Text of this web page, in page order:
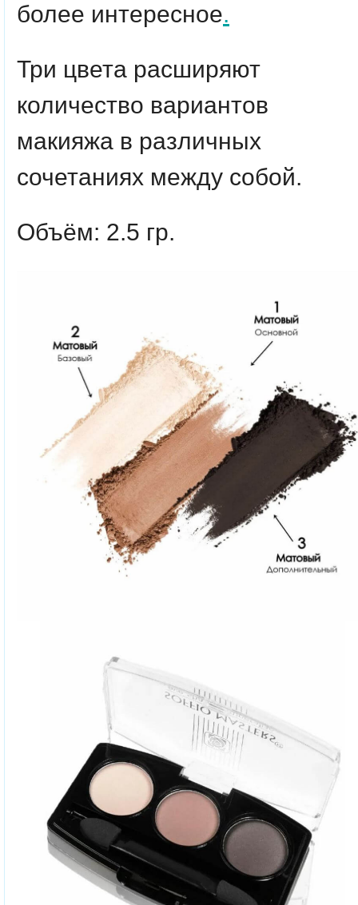
более интересное.
Три цвета расширяют
количество вариантов
макияжа в различных
сочетаниях между собой.
Объём: 2.5 гр.